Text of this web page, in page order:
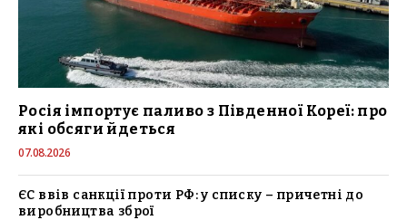
Росія імпортує паливо з Південної Кореї: про
які обсяги йдеться
07.08.2026
ЄС ввів санкції проти РФ: у списку – причетні до
виробництва зброї